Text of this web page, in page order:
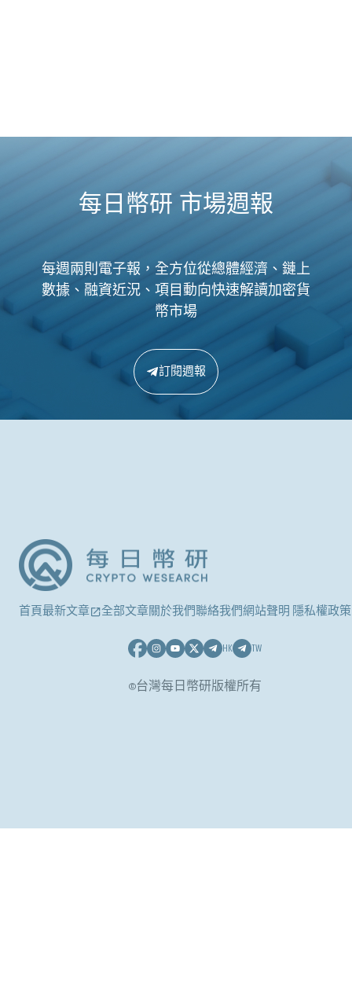
每日幣研 市場週報
每週兩則電子報，全方位從總體經濟、鏈上
數據、融資近況、項目動向快速解讀加密貨
幣市場
訂閱週報
首頁最新文章 全部文章關於我們聯絡我們網站聲明 隱私權政策
HK TW
©台灣每日幣研版權所有